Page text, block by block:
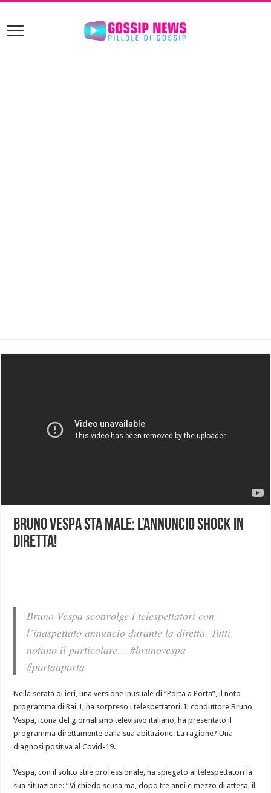
Bruno Vespa Sta Male: L’Annuncio Shock In
Diretta!
Bruno Vespa sconvolge i telespettatori con
l’inaspettato annuncio durante la diretta. Tutti
notano il particolare… #brunovespa
#portaaporta
Nella serata di ieri, una versione inusuale di “Porta a Porta”, il noto
programma di Rai 1, ha sorpreso i telespettatori. Il conduttore Bruno
Vespa, icona del giornalismo televisivo italiano, ha presentato il
programma direttamente dalla sua abitazione. La ragione? Una
diagnosi positiva al Covid-19.
Vespa, con il solito stile professionale, ha spiegato ai telespettatori la
sua situazione: “Vi chiedo scusa ma, dopo tre anni e mezzo di attesa, il